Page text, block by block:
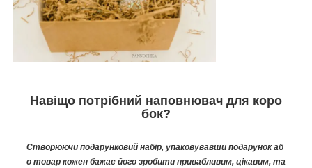
Навіщо потрібний наповнювач для коро
бок?
Створюючи подарунковий набір, упаковувавши подарунок аб
о товар кожен бажає його зробити привабливим, цікавим, та